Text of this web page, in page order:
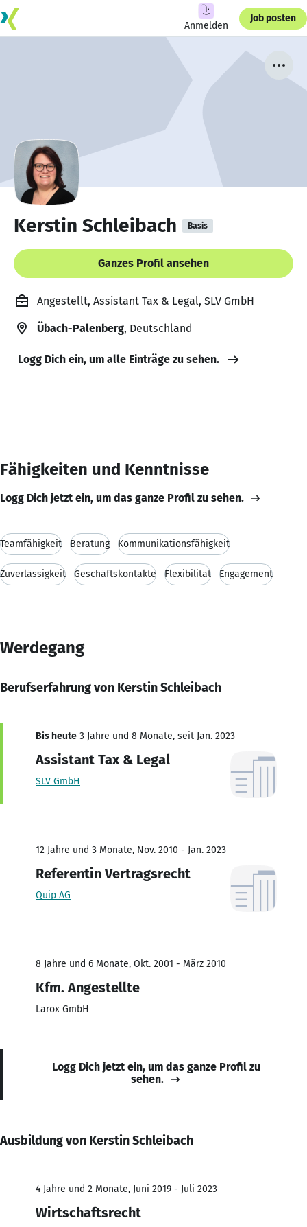
Anmelden
Job posten
Kerstin Schleibach Basis
Ganzes Profil ansehen
Angestellt, Assistant Tax & Legal, SLV GmbH
Übach-Palenberg, Deutschland
Logg Dich ein, um alle Einträge zu sehen.
Fähigkeiten und Kenntnisse
Logg Dich jetzt ein, um das ganze Profil zu sehen.
Teamfähigkeit Beratung Kommunikationsfähigkeit
Zuverlässigkeit Geschäftskontakte Flexibilität Engagement
Werdegang
Berufserfahrung von Kerstin Schleibach
Bis heute 3 Jahre und 8 Monate, seit Jan. 2023
Assistant Tax & Legal
SLV GmbH
12 Jahre und 3 Monate, Nov. 2010 - Jan. 2023
Referentin Vertragsrecht
Quip AG
8 Jahre und 6 Monate, Okt. 2001 - März 2010
Kfm. Angestellte
Larox GmbH
Logg Dich jetzt ein, um das ganze Profil zu
sehen.
Ausbildung von Kerstin Schleibach
4 Jahre und 2 Monate, Juni 2019 - Juli 2023
Wirtschaftsrecht